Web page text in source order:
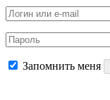
Запомнить меня